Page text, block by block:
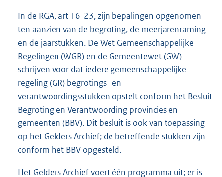
In de RGA, art 16-23, zijn bepalingen opgenomen
ten aanzien van de begroting, de meerjarenraming
en de jaarstukken. De Wet Gemeenschappelijke
Regelingen (WGR) en de Gemeentewet (GW)
schrijven voor dat iedere gemeenschappelijke
regeling (GR) begrotings- en
verantwoordingsstukken opstelt conform het Besluit
Begroting en Verantwoording provincies en
gemeenten (BBV). Dit besluit is ook van toepassing
op het Gelders Archief; de betreffende stukken zijn
conform het BBV opgesteld.
Het Gelders Archief voert één programma uit; er is